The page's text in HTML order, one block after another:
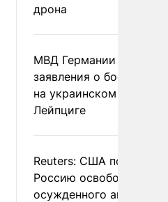
дрона
МВД Германии отвергло
заявления о
на украинском
Лейпциге
Reuters: США
Россию освободить
осужденного